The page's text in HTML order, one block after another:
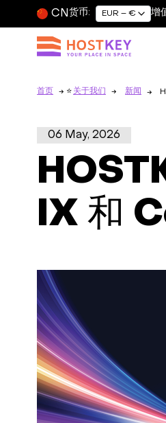
CN 货币: EUR – € 增
首页 关于我们 新闻
06 May, 2026
IX 和